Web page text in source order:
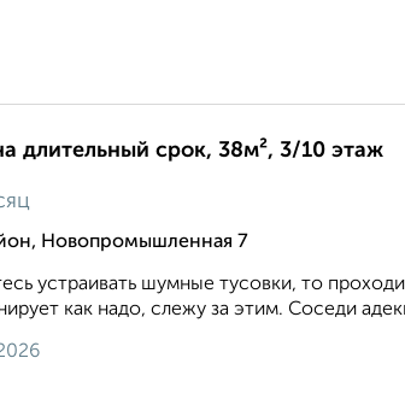
длительный срок, 38м², 3/10 этаж
Новопромышленная 7
устраивать шумные тусовки, то
как надо, слежу за этим. Соседи